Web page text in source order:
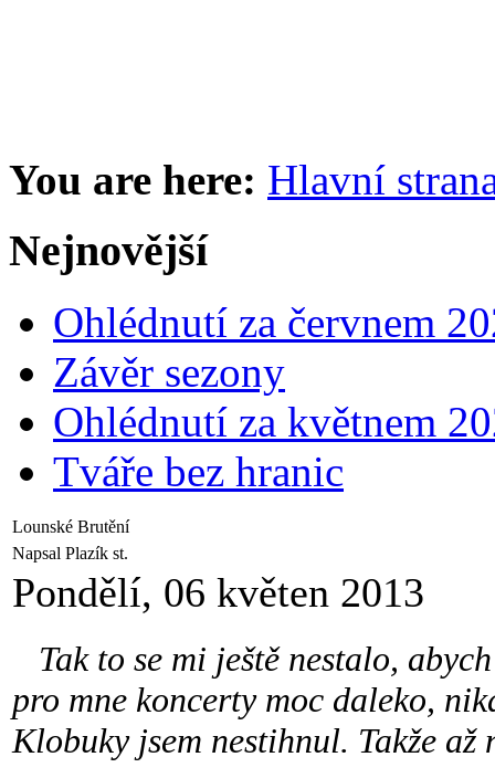
You are here: Hlavní
Nejnovější
Ohlédnutí za červnem
Závěr sezony
Ohlédnutí za květnem
Tváře bez hranic
Lounské Brutění
Napsal Plazík st.
Pondělí, 06 květen 2013
Tak to se mi ještě nestalo,
pro mne koncerty moc daleko,
Klobuky jsem nestihnul. Takže